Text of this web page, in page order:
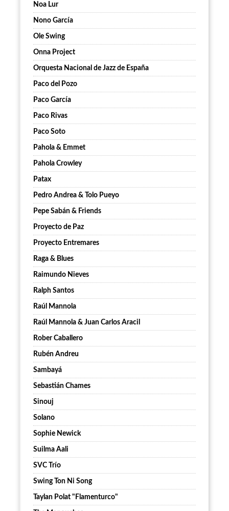
Noa Lur
Nono García
Ole Swing
Onna Project
Orquesta Nacional de Jazz de España
Paco del Pozo
Paco García
Paco Rivas
Paco Soto
Pahola & Emmet
Pahola Crowley
Patax
Pedro Andrea & Tolo Pueyo
Pepe Sabán & Friends
Proyecto de Paz
Proyecto Entremares
Raga & Blues
Raimundo Nieves
Ralph Santos
Raúl Mannola
Raúl Mannola & Juan Carlos Aracil
Rober Caballero
Rubén Andreu
Sambayá
Sebastián Chames
Sinouj
Solano
Sophie Newick
Suilma Aali
SVC Trío
Swing Ton Ni Song
Taylan Polat "Flamenturco"